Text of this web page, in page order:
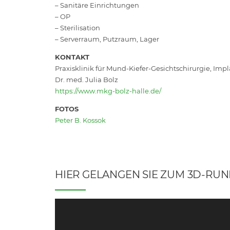
– Sanitäre Einrichtungen
– OP
– Sterilisation
– Serverraum, Putzraum, Lager
KONTAKT
Praxisklinik für Mund-Kiefer-Gesichtschirurgie,
Dr. med. Julia Bolz
https://www.mkg-bolz-halle.de/
FOTOS
Peter B. Kossok
HIER GELANGEN SIE ZUM 3D-